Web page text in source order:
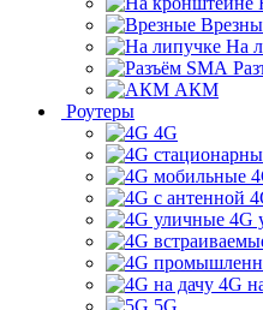
На
АКМ
Роутеры
4G
4G
4G
5G